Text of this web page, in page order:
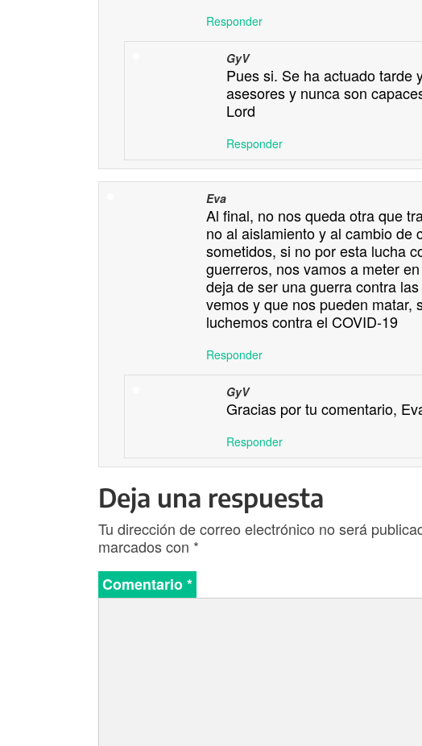
Responder
GyV
Pues si. Se ha actuado tarde
asesores y nunca son
Lord
Responder
Eva
Al final, no nos queda otra que
no al aislamiento y al cambio de
sometidos, si no por esta lucha
guerreros, nos vamos a meter
deja de ser una guerra contra
vemos y que nos pueden matar,
luchemos contra el COVID-19
Responder
GyV
Gracias por tu comentario,
Responder
Deja una respuesta
Tu dirección de correo electrónico no será
marcados con *
Comentario*